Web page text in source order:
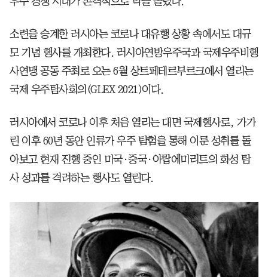
소련을 승계한 러시아는 코로나 대유행 상황 속에서도 대규
모 기념 행사를 개최한다. 러시아연방우주국과 국제우주비행
사연맹 공동 주최로 오는 6월 상트페테르부르크에서 열리는
국제 우주탐사회의(GLEX 2021)이다.
러시아에서 코로나 이후 처음 열리는 대면 국제행사로, 가가
린 이후 60년 동안 인류가 우주 탐험을 통해 이룬 성취를 돌
아보고 현재 진행 중인 미국·중국·아랍에미리트의 화성 탐
사 성과를 격려하는 행사도 열린다.